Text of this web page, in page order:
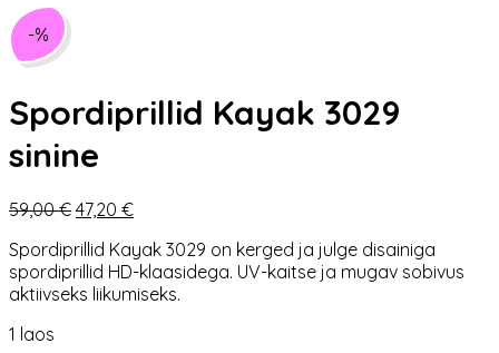
-%
Spordiprillid Kayak 3029
sinine
59,00€ Algne
oli:
59,00 €.
47,20 €Praegune
on:
47,20 €.
Spordiprillid Kayak 3029 on kerged ja julge disainiga
spordiprillid HD-klaasidega. UV-kaitse ja mugav sobivus
aktiivseks liikumiseks.
1 laos